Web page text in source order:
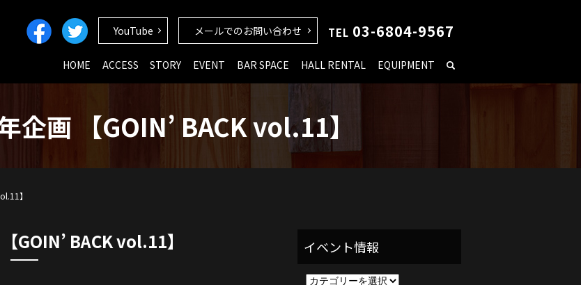
HOME ACCESS STORY EVENT BAR SPACE HALL RENTAL EQUIPMENT
YouTube メールでのお問い合わせ TEL 03-6804-9567
企画 【GOIN’ BACK vol.11】
】
GOIN’ BACK vol.11】
イ